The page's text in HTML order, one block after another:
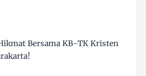
Bersama KB-TK Kristen